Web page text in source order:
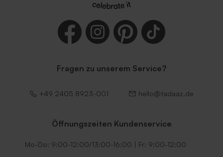
Fragen zu unserem Service?
+49 2405 8923-001 hello@tadaaz.de
Öffnungszeiten Kundenservice
Mo-Do: 9:00-12:00/13:00-16:00 | Fr: 9:00-12:00